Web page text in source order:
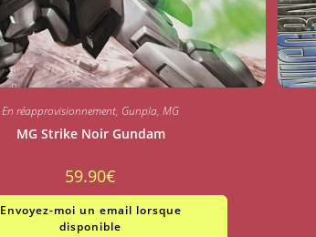
En réapprovisionnement, Gunpla,MG
MG Strike Noir Gundam
59.90€
Envoyez-moi un email lorsque
disponible